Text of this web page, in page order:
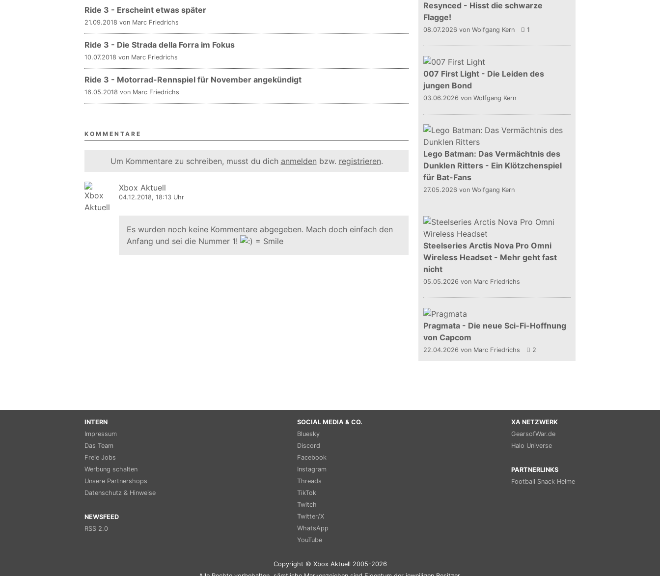
Ride 3 - Erscheint etwas später
21.09.2018 von Marc Friedrichs
Ride 3 - Die Strada della Forra im Fokus
10.07.2018 von Marc Friedrichs
Ride 3 - Motorrad-Rennspiel für November angekündigt
16.05.2018 von Marc Friedrichs
KOMMENTARE
Um Kommentare zu schreiben, musst du dich anmelden bzw. registrieren.
Xbox Aktuell
04.12.2018, 18:13 Uhr
Es wurden noch keine Kommentare abgegeben. Mach doch einfach den
Anfang und sei die Nummer 1!
Resynced - Hisst die schwarze
Flagge!
08.07.2026 von Wolfgang Kern 1
007 First Light - Die Leiden des
jungen Bond
03.06.2026 von Wolfgang Kern
Lego Batman: Das Vermächtnis des
Dunklen Ritters - Ein Klötzchenspiel
für Bat-Fans
27.05.2026 von Wolfgang Kern
Steelseries Arctis Nova Pro Omni
Wireless Headset - Mehr geht fast
nicht
05.05.2026 von Marc Friedrichs
Pragmata - Die neue Sci-Fi-Hoffnung
von Capcom
22.04.2026 von Marc Friedrichs 2
INTERN
Impressum
Das Team
Freie Jobs
Werbung schalten
Unsere Partnershops
Datenschutz & Hinweise
NEWSFEED
RSS 2.0
SOCIAL MEDIA & CO.
Bluesky
Discord
Facebook
Instagram
Threads
TikTok
Twitch
Twitter/X
WhatsApp
YouTube
XA NETZWERK
GearsofWar.de
Halo Universe
PARTNERLINKS
Football Snack Helme
Copyright © Xbox Aktuell 2005-2026